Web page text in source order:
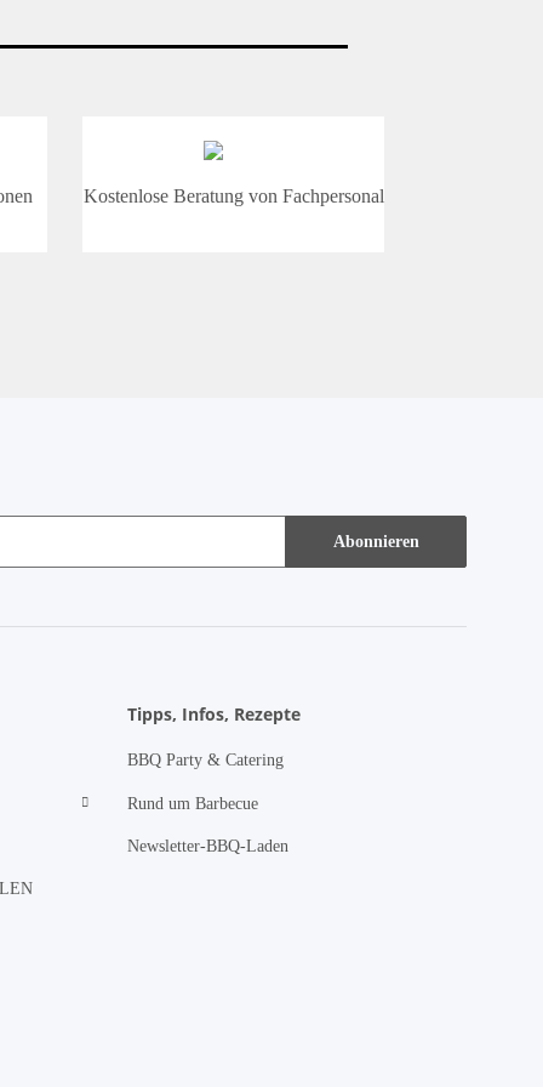
Kostenlose Beratung von Fachpersonal
Abonnieren
Tipps, Infos, Rezepte
BBQ Party & Catering
Rund um Barbecue
Newsletter-BBQ-Laden